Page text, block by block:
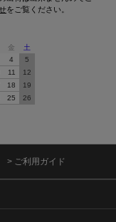
をご覧ください。
金
土
4
5
11
12
18
19
25
26
> ご利用ガイド